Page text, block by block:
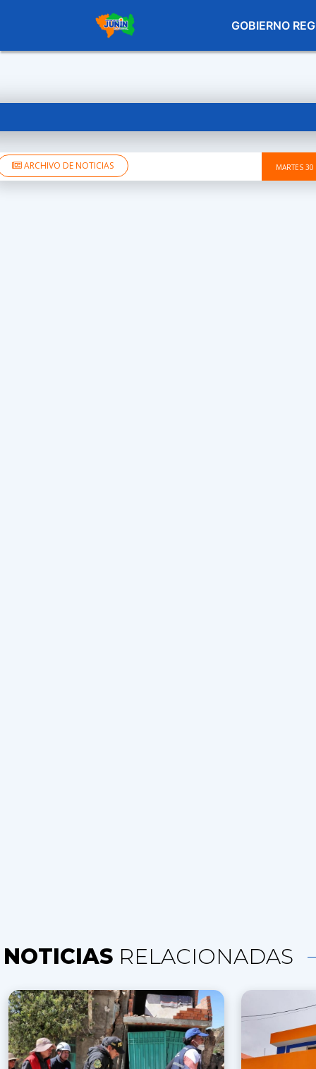
GOBIERNO
MARTES
ARCHIVO DE NOTICIAS
NOTICIAS RELACIONADAS